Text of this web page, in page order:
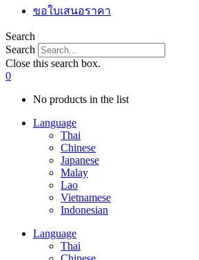
ขอใบเสนอราคา
Search
Search
Close this search box.
0
No products in the list
Language
Thai
Chinese
Japanese
Malay
Lao
Vietnamese
Indonesian
Language
Thai